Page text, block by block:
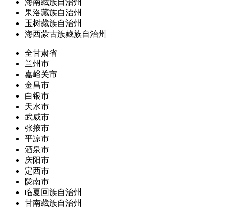
海南藏族自治州
果洛藏族自治州
玉树藏族自治州
海西蒙古族藏族自治州
全甘肃省
兰州市
嘉峪关市
金昌市
白银市
天水市
武威市
张掖市
平凉市
酒泉市
庆阳市
定西市
陇南市
临夏回族自治州
甘南藏族自治州